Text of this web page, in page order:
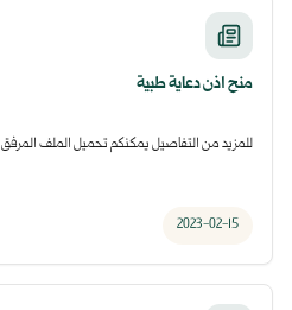
منح اذن دعاية طبية
للمزيد من التفاصيل يمكنكم تحميل الملف المرفق
2023-02-15